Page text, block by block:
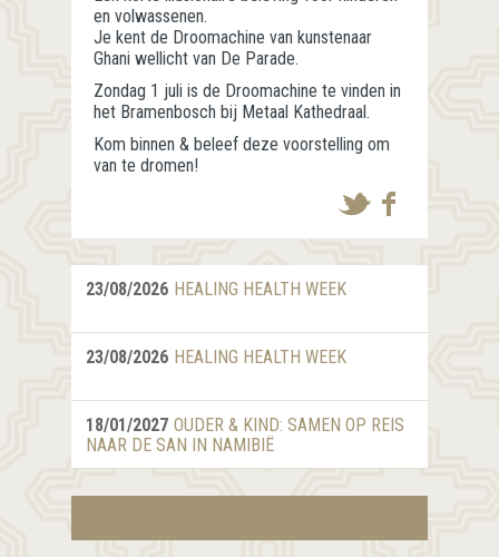
en volwassenen.
Je kent de Droomachine van kunstenaar
Ghani wellicht van De Parade.
Zondag 1 juli is de Droomachine te vinden in
het Bramenbosch bij Metaal Kathedraal.
Kom binnen & beleef deze voorstelling om
van te dromen!
23/08/2026 HEALING HEALTH WEEK
23/08/2026 HEALING HEALTH WEEK
18/01/2027 OUDER & KIND: SAMEN OP REIS
NAAR DE SAN IN NAMIBIË